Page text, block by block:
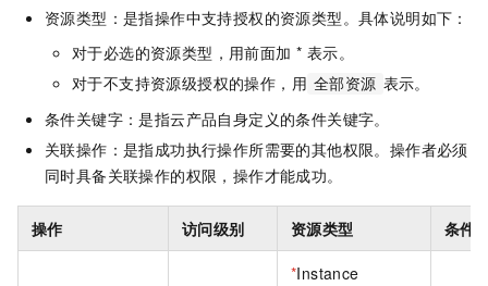
资源类型：是指操作中支持授权的资源类型。具体说明如下：
对于必选的资源类型，用前面加 * 表示。
对于不支持资源级授权的操作，用 全部资源 表示。
条件关键字：是指云产品自身定义的条件关键字。
关联操作：是指成功执行操作所需要的其他权限。操作者必须
同时具备关联操作的权限，操作才能成功。
操作 访问级别 资源类型 条件
*Instance